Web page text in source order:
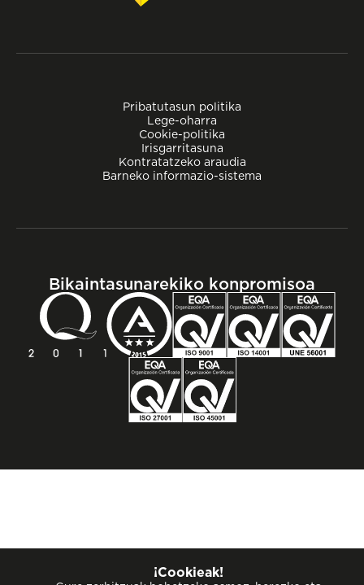
Pribatutasun politika
Lege-oharra
Cookie-politika
Irisgarritasuna
Kontratatzeko araudia
Barneko informazio-sistema
Bikaintasunarekiko konpromisoa
¡Cookieak!